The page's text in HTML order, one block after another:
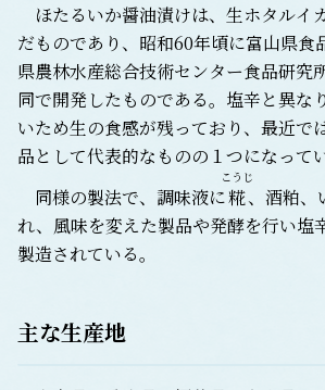
ほたるいか醤油漬けは、生ホタルイ
だものであり、昭和60年頃に富山県食
県農林水産総合技術センター食品研究
同で開発したものである。塩辛と異な
いため生の食感が残っており、最近で
品として代表的なものの１つになってい
同様の製法で、調味液に糀
こうじ
、酒粕、
れ、風味を変えた製品や発酵を行い塩
製造されている。
主な生産地